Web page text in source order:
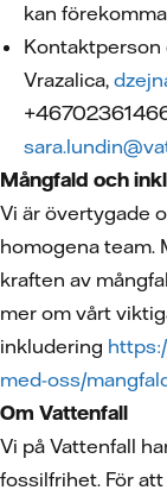
kan förekomma
Kontaktperson
Vrazalica,
Mångfald och
Vi är övertygade
homogena team.
kraften av
mer om vårt
inkludering
med-oss/
Om Vattenfall
Vi på Vattenfall
fossilfrihet. För